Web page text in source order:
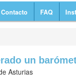
Contacto FAQ
un
Asturias